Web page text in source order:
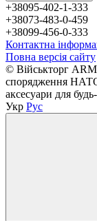
+38095-402-1-333
+38073-483-0-459
+38099-456-0-333
Контактна
Повна версія сайту
© Військторг
спорядження НАТО
аксесуари для
Укр Рус